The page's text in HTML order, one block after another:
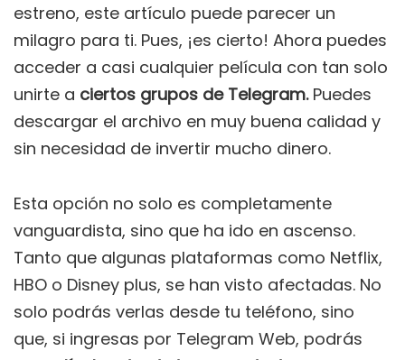
estreno, este artículo puede parecer un
milagro para ti. Pues, ¡es cierto! Ahora puedes
acceder a casi cualquier película con tan solo
unirte a ciertos grupos de Telegram.Puedes
descargar el archivo en muy buena calidad y
sin necesidad de invertir mucho dinero.
Esta opción no solo es completamente
vanguardista, sino que ha ido en ascenso.
Tanto que algunas plataformas como Netflix,
HBO o Disney plus, se han visto afectadas. No
solo podrás verlas desde tu teléfono, sino
que, si ingresas por Telegram Web, podrás